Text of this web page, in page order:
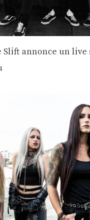
Slift annonce un live